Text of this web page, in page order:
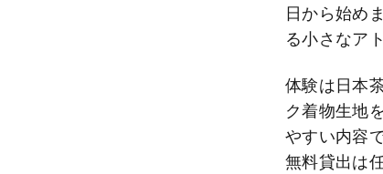
日から始め
る小さなア
体験は日本
ク着物生地
やすい内容
無料貸出は